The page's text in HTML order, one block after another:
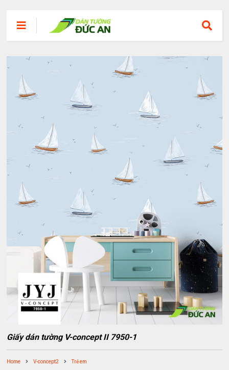
Giấy dán tường V-concept II 7950-1
Home V-concept2 Trẻ em